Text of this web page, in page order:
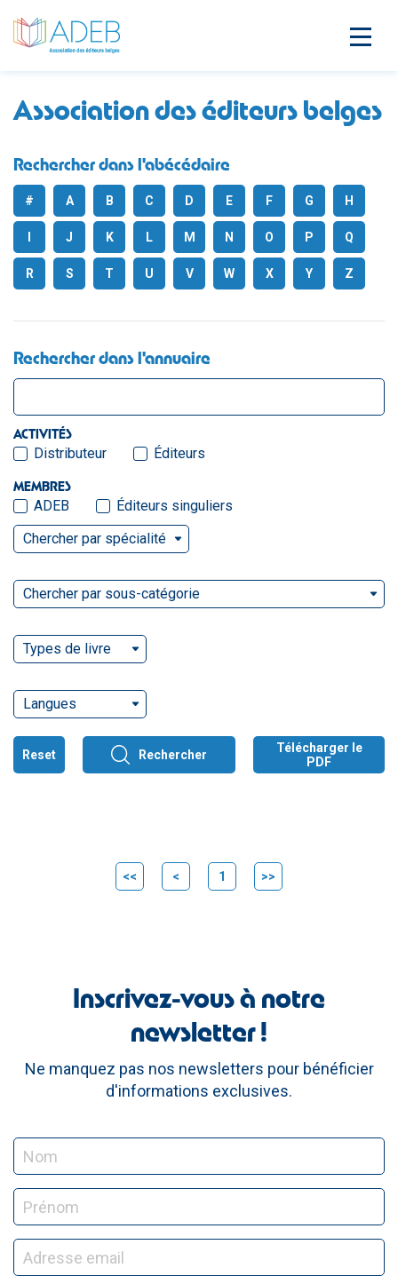
Association des éditeurs belges
Rechercher dans l'abécédaire
# A B C D E F G H
J K L M N O P Q
R S T U V W X Y Z
Rechercher dans l'annuaire
ACTIVITÉS
Distributeur Éditeurs
MEMBRES
ADEB
Éditeurs singuliers
Chercher par spécialité
Chercher par sous-catégorie
Types de livre
Langues
Reset Rechercher
Télécharger le
PDF
<< < 1 >>
Inscrivez-vous à notre
newsletter !
Ne manquez pas nos newsletters pour bénéficier
d'informations exclusives.